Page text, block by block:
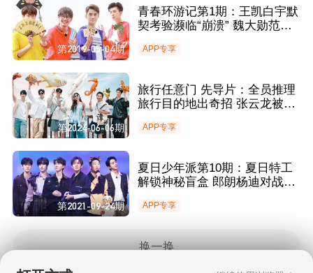
第2019-05-04期
青春环游记第1期：王凯白宇默
契考验濒临“崩溃” 魏大勋范丞
APP专享
第2024-06-06期
旅行任意门 先导片：全员推理
旅行目的地出奇招 张云龙被敖
APP专享
第2021-09-24期
夏日少年派第10期：夏日特工
解锁神秘盲盒 郎朗杨迪对战升
APP专享
换一换